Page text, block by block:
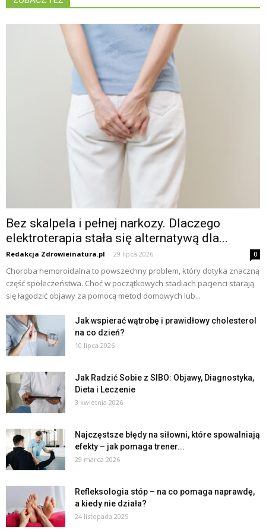
Bez skalpela i pełnej narkozy. Dlaczego
elektroterapia stała się alternatywą dla...
Redakcja Zdrowieinatura.pl - 29 lipca 2026 0
Choroba hemoroidalna to powszechny problem, który dotyka znaczną
część społeczeństwa. Choć w początkowych stadiach pacjenci starają
się łagodzić objawy za pomocą metod domowych lub...
Jak wspierać wątrobę i prawidłowy cholesterol
na co dzień?
10 lipca 2026
Jak Radzić Sobie z SIBO: Objawy, Diagnostyka,
Dieta i Leczenie
3 kwietnia 2026
Najczęstsze błędy na siłowni, które spowalniają
efekty – jak pomaga trener...
29 marca 2026
Refleksologia stóp – na co pomaga naprawdę,
a kiedy nie działa?
24 listopada 2025